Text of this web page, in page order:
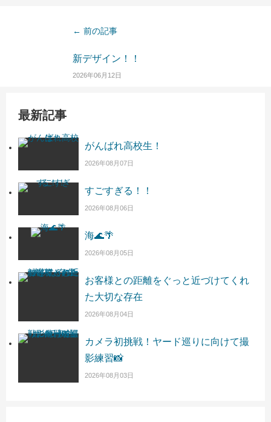
← 前の記事
新デザイン！！
2026年06月12日
最新記事
がんばれ高校生！
2026年08月07日
すごすぎる！！
2026年08月06日
海🌊🌴
2026年08月05日
お客様との距離をぐっと近づけてくれ
た大切な存在
2026年08月04日
カメラ初挑戦！ヤード巡りに向けて撮
影練習📸
2026年08月03日